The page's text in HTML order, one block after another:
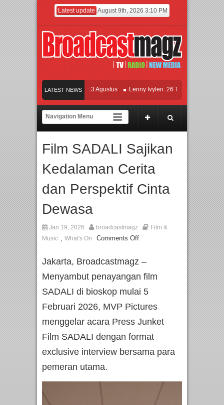
Latest update August 9th, 2026 3:10 PM
LATEST NEWS
MEJIK Siap Tayang 13 Agustus Lenny Ivylen: 26 Tahun Jaga Eksistensi
Universitas Agung Podomoro Jalin Kerja Sama Pendidikan dan Riset untuk
Film SADALI Sajikan
Kedalaman Cerita
dan Perspektif Cinta
Dewasa
Jan 19, 2026 broadcastmagz
Film &
Music , What's On Comments Off
Jakarta, Broadcastmagz –
Menyambut penayangan film
SADALI di bioskop mulai 5
Februari 2026, MVP Pictures
menggelar acara Press Junket
Film SADALI dengan format
exclusive interview bersama para
pemeran utama.